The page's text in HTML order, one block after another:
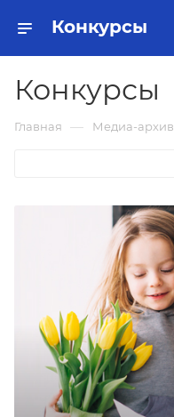
Конкурсы
Конкурсы
Главная — Медиа-архив